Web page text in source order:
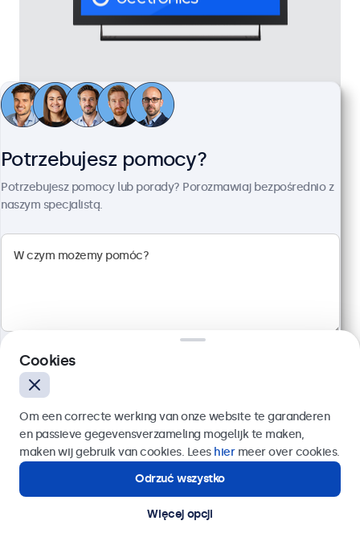
Monitor 24" Metalowy
Kod produktu:24HD7M
Rozdzielczość 1920 x 1080 (Full HD)
Wejścia: HDMI, VGA, BNC, RCA
Montaż: biurkowy, w zabudowie, ścienny
Rozmiar: 560 x 337 x 41 mm
Potrzebujesz pomocy?
Potrzebujesz pomocy lub porady? Porozmawiaj bezpośrednio z
naszym specjalistą.
Wyślij
Lub zadzwoń pod numer:22 397 04 43
Potrzebujesz pomocy?
Kontakt ze specjalistą.
Cookies
Om een correcte werking van onze website te garanderen
en passieve gegevensverzameling mogelijk te maken,
maken wij gebruik van cookies. Lees hiermeer over cookies.
Odrzuć wszystko
Więcej opcji